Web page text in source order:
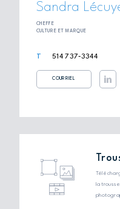
Sandra
CHEFFE
CULTURE ET MARQUE
514 737‑3344
COURRIEL
la